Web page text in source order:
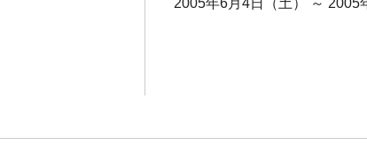
2005年6月4日（土） ～ 2005